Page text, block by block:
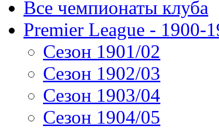
Все чемпионаты клуба
Premier League - 1900-
Сезон 1901/02
Сезон 1902/03
Сезон 1903/04
Сезон 1904/05